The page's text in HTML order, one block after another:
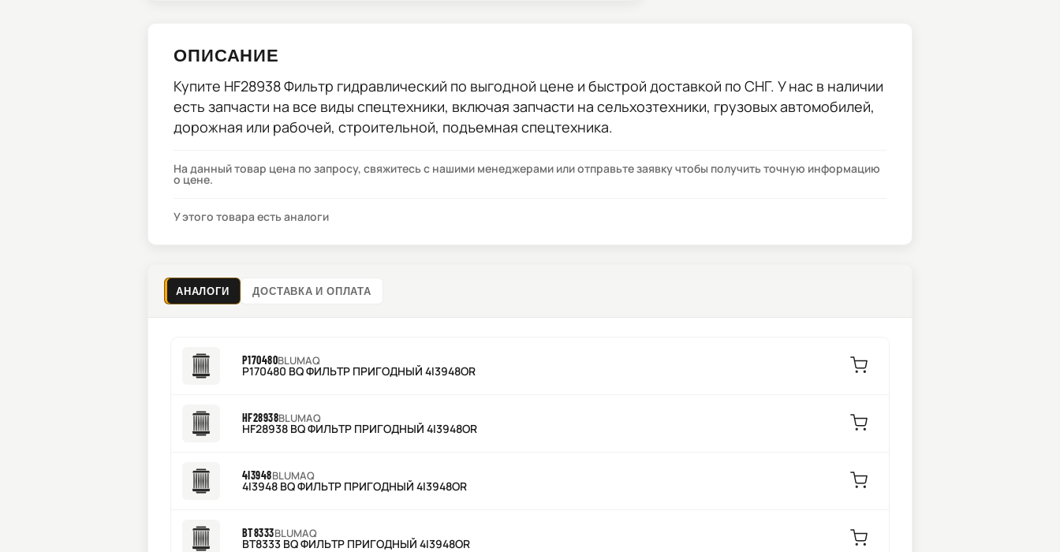
ОПИСАНИЕ
Купите HF28938 Фильтр гидравлический по выгодной цене и быстрой доставкой по СНГ. У нас в наличии
есть запчасти на все виды спецтехники, включая запчасти на сельхозтехники, грузовых автомобилей,
дорожная или рабочей, строительной, подъемная спецтехника.
На данный товар цена по запросу, свяжитесь с нашими менеджерами или отправьте заявку чтобы получить точную информацию
о цене.
У этого товара есть аналоги
АНАЛОГИ ДОСТАВКА И ОПЛАТА
P170480BLUMAQ
P170480 BQ ФИЛЬТР ПРИГОДНЫЙ 4I3948OR
HF28938BLUMAQ
HF28938 BQ ФИЛЬТР ПРИГОДНЫЙ 4I3948OR
4I3948BLUMAQ
4I3948 BQ ФИЛЬТР ПРИГОДНЫЙ 4I3948OR
BT8333BLUMAQ
BT8333 BQ ФИЛЬТР ПРИГОДНЫЙ 4I3948OR